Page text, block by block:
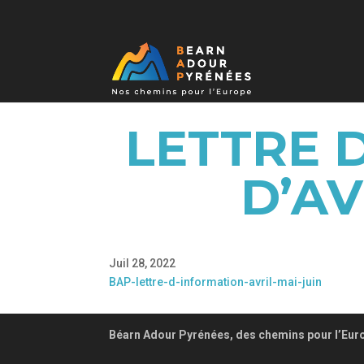
LETTRE
Juil 28, 2022
BAP-lettre-d-information-avril-mai-juin
Béarn Adour Pyrénées, des chemins pour